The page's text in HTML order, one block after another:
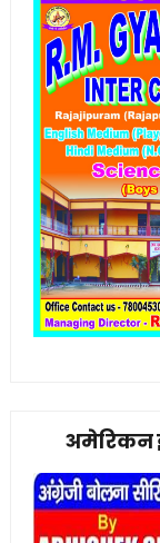
अमेरिकन